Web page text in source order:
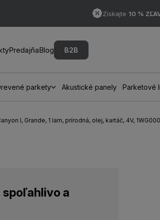
Získajte 10 %
PredajňaBlog B2B
parkety Akustické panely Parketové
I, Grande, 1 lam, prírodná, olej, kartáč, 4V,
a